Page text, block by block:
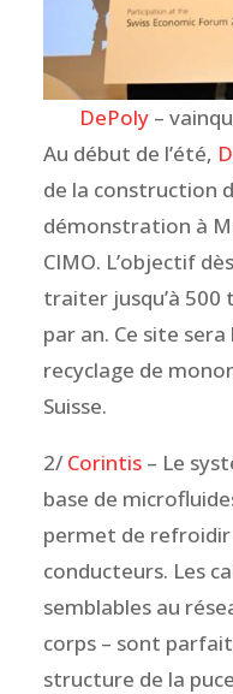
DePoly–
Au début de l’été,
de la construction
démonstration à
CIMO. L’objectif
traiter jusqu’à 500
par an. Ce site
recyclage de
Suisse.
2/ Corintis– Le
base de
permet de
conducteurs. Les
semblables au
corps – sont
structure de la